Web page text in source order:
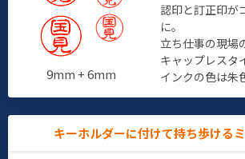
9mm + 6mm
認印と訂正印が
に。
立ち仕事の現場
キャップレスタ
インクの色は朱
キーホルダーに付けて持ち歩ける